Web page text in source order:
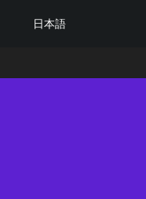
日本語